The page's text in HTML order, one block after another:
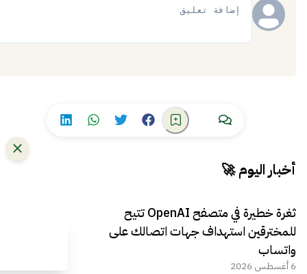
أخبار اليوم 🚀
ثغرة خطيرة في متصفح OpenAI تتيح
للمخترقين استهداف جهات اتصالك على
واتساب
6 أغسطس 2026